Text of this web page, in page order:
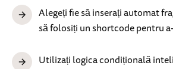
Alegeți fie să inserați automat
să folosiți un shortcode pentru
Utilizați logica condițională